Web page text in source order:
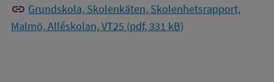
link Grundskola, Skolenkäten, Skolenhetsrapport,
Malmö, Alléskolan, VT25 (pdf, 331 kB)